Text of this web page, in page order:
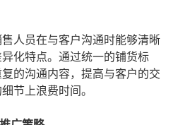
人员在与客户沟通时能够清晰
化特点。通过统一的铺货标
的沟通内容，提高与客户的交
节上浪费时间。